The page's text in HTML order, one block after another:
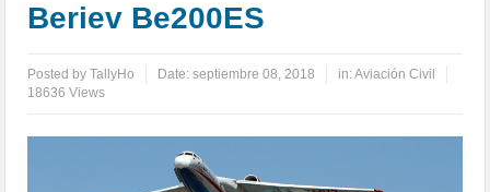
Beriev Be200ES
Posted byTallyHo Date:septiembre 08, 2018 in:Aviación Civil
18636 Views